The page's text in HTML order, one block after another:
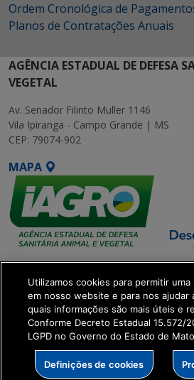
Ordem Cronológica de
Planos de Contratações Anuais
AGÊNCIA ESTADUAL DE DEFESA
VEGETAL
Av. Senador Filinto Muller 1146
Vila Ipiranga - Campo Grande | MS
CEP: 79074-902
MAPA
SETDIG | Secretaria-
Executiva de
Transformação Digital
get_footer();
Utilizamos cookies para permitir
em nosso website e para nos ajudar
quais informações são mais úteis e
Conforme Decreto Estadual 15.572/
LGPD no Governo do Estado de
Definições de cookies